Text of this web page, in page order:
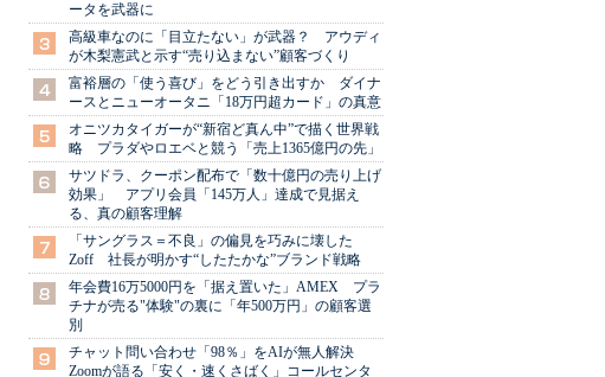
ータを武器に
高級車なのに「目立たない」が武器？ アウディ
が木梨憲武と示す“売り込まない”顧客づくり
富裕層の「使う喜び」をどう引き出すか ダイナ
ースとニューオータニ「18万円超カード」の真意
オニツカタイガーが“新宿ど真ん中”で描く世界戦
略 プラダやロエベと競う「売上1365億円の先」
サツドラ、クーポン配布で「数十億円の売り上げ
効果」 アプリ会員「145万人」達成で見据え
る、真の顧客理解
「サングラス＝不良」の偏見を巧みに壊した
Zoff 社長が明かす“したたかな”ブランド戦略
年会費16万5000円を「据え置いた」AMEX プラ
チナが売る"体験"の裏に「年500万円」の顧客選
別
チャット問い合わせ「98％」をAIが無人解決
Zoomが語る「安く・速くさばく」コールセンタ